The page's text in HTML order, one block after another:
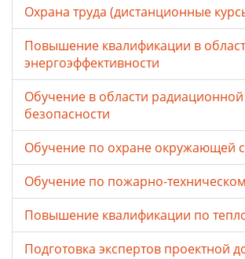
Охрана труда (дистанционные
Повышение квалификации в
энергоэффективности
Обучение в области радиационной
безопасности
Обучение по охране окружающей
Обучение по пожарно-
Повышение квалификации по
Подготовка экспертов проектной